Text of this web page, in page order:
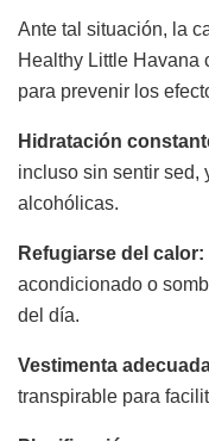
Ante tal situación, la
Healthy Little Havana
para prevenir los
Hidratación
incluso sin sentir sed,
alcohólicas.
Refugiarse del calor:
acondicionado o
del día.
Vestimenta
transpirable para